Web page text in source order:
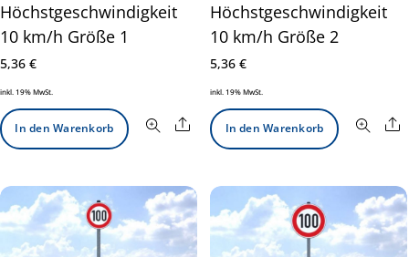
Höchstgeschwindigkeit
10 km/h Größe 1
5,36 €
inkl. 19% MwSt.
In den Warenkorb Share
Höchstgeschwindigkeit
10 km/h Größe 2
5,36€
inkl. 19% MwSt.
In den Warenkorb